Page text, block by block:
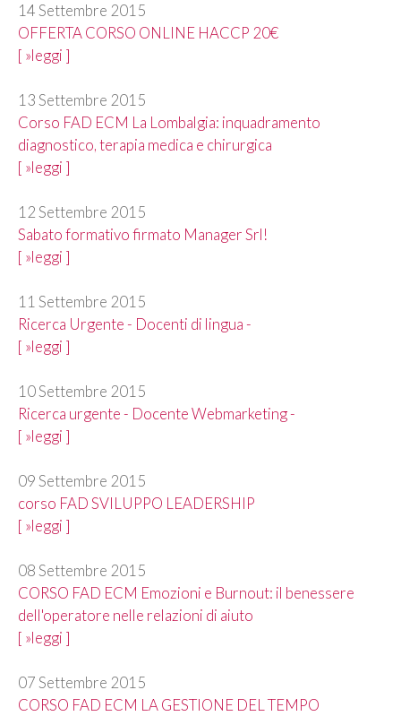
14 Settembre 2015
OFFERTA CORSO ONLINE HACCP 20€
[ »leggi ]
13 Settembre 2015
Corso FAD ECM La Lombalgia: inquadramento
diagnostico, terapia medica e chirurgica
[ »leggi ]
12 Settembre 2015
Sabato formativo firmato Manager Srl!
[ »leggi ]
11 Settembre 2015
Ricerca Urgente - Docenti di lingua -
[ »leggi ]
10 Settembre 2015
Ricerca urgente - Docente Webmarketing -
[ »leggi ]
09 Settembre 2015
corso FAD SVILUPPO LEADERSHIP
[ »leggi ]
08 Settembre 2015
CORSO FAD ECM Emozioni e Burnout: il benessere
dell'operatore nelle relazioni di aiuto
[ »leggi ]
07 Settembre 2015
CORSO FAD ECM LA GESTIONE DEL TEMPO